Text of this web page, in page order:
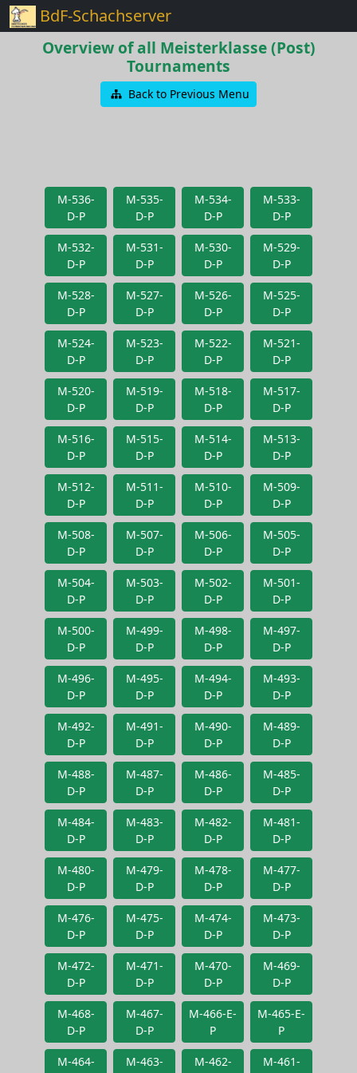
BdF-Schachserver
Overview of all Meisterklasse (Post)
Tournaments
Back to Previous Menu
M-536-
D-P
M-535-
D-P
M-534-
D-P
M-533-
D-P
M-532-
D-P
M-531-
D-P
M-530-
D-P
M-529-
D-P
M-528-
D-P
M-527-
D-P
M-526-
D-P
M-525-
D-P
M-524-
D-P
M-523-
D-P
M-522-
D-P
M-521-
D-P
M-520-
D-P
M-519-
D-P
M-518-
D-P
M-517-
D-P
M-516-
D-P
M-515-
D-P
M-514-
D-P
M-513-
D-P
M-512-
D-P
M-511-
D-P
M-510-
D-P
M-509-
D-P
M-508-
D-P
M-507-
D-P
M-506-
D-P
M-505-
D-P
M-504-
D-P
M-503-
D-P
M-502-
D-P
M-501-
D-P
M-500-
D-P
M-499-
D-P
M-498-
D-P
M-497-
D-P
M-496-
D-P
M-495-
D-P
M-494-
D-P
M-493-
D-P
M-492-
D-P
M-491-
D-P
M-490-
D-P
M-489-
D-P
M-488-
D-P
M-487-
D-P
M-486-
D-P
M-485-
D-P
M-484-
D-P
M-483-
D-P
M-482-
D-P
M-481-
D-P
M-480-
D-P
M-479-
D-P
M-478-
D-P
M-477-
D-P
M-476-
D-P
M-475-
D-P
M-474-
D-P
M-473-
D-P
M-472-
D-P
M-471-
D-P
M-470-
D-P
M-469-
D-P
M-468-
D-P
M-467-
D-P
M-466-E-
P
M-465-E-
P
M-464-
M-463-
M-462-
M-461-